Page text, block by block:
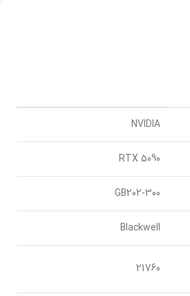
NVIDIA
RTX 5090
GB202-300
Blackwell
21760